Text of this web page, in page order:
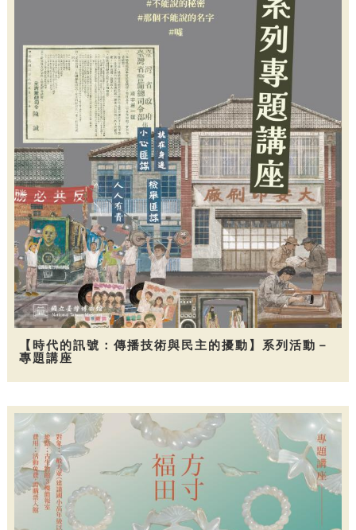
【時代的訊號：傳播技術與民主的擾動】系列活動－
專題講座